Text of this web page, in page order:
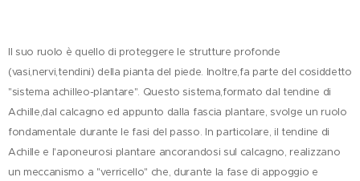
Il suo ruolo è quello di proteggere le strutture profonde
(vasi,nervi,tendini) della pianta del piede. Inoltre,fa parte del cosiddetto
"sistema achilleo-plantare". Questo sistema,formato dal tendine di
Achille,dal calcagno ed appunto dalla fascia plantare, svolge un ruolo
fondamentale durante le fasi del passo. In particolare, il tendine di
Achille e l'aponeurosi plantare ancorandosi sul calcagno, realizzano
un meccanismo a "verricello" che, durante la fase di appoggio e